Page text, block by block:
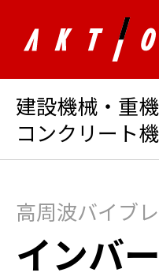
建設機械・重
コンクリート
高周波バイブ
インバ